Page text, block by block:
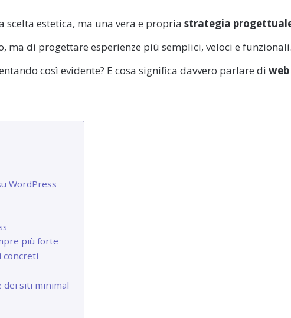
scelta estetica, ma una vera e propria strategia
ma di progettare esperienze più semplici, veloci e
così evidente? E cosa significa davvero parlare di web
WordPress
più forte
concreti
dei siti minimal